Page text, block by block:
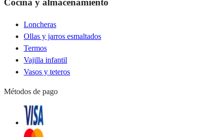
Cocina y almacenamiento
Loncheras
Ollas y jarros esmaltados
Termos
Vajilla infantil
Vasos y teteros
Métodos de pago